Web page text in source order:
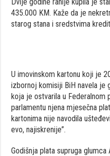
435.000 KM. Kaže da je
starog stana i sredstvima
U imovinskom kartonu koji je
izbornoj komisiji BiH navela je
koja je ostvarila u Federalnom
parlamentu njena mjesečna
kartonima nije navodila
evo, najiskrenije”.
Godišnja plata supruga glumca